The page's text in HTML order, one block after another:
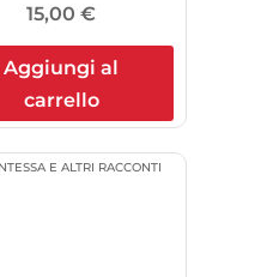
15,00 €
Aggiungi al
carrello